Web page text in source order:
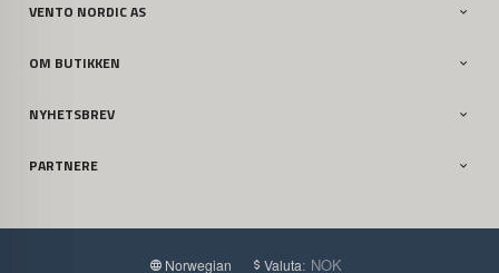
VENTO NORDIC AS
OM BUTIKKEN
NYHETSBREV
PARTNERE
Norwegian Valuta: NOK